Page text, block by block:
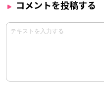
コメントを投稿する